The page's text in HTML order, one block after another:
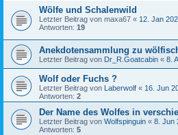
Wölfe und Schalenwild
Letzter Beitrag von maxa67 « 12. Jan
Antworten: 19
Anekdotensammlung zu
Letzter Beitrag von Dr_R.Goatcabin « 8.
Wolf oder Fuchs ?
Letzter Beitrag von Laberwolf « 16. Jun
Antworten: 2
Der Name des Wolfes in
Letzter Beitrag von Wolfspinguin « 8. Jun
Antworten: 5